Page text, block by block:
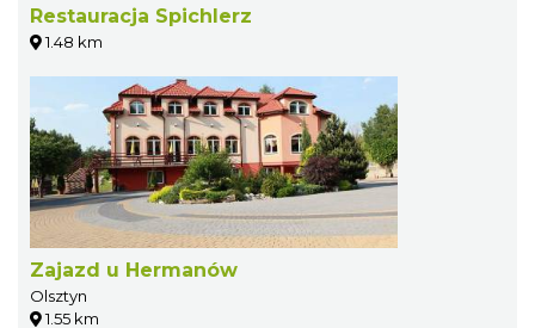
Restauracja Spichlerz
1.48 km
Zajazd u Hermanów
Olsztyn
1.55 km